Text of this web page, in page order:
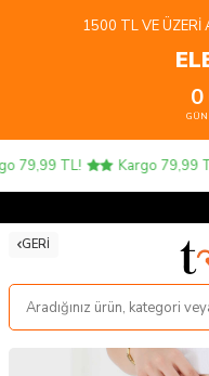
1500 TL VE ÜZERI
0
GÜN
79,99 TL! Kargo 79,99
GERI